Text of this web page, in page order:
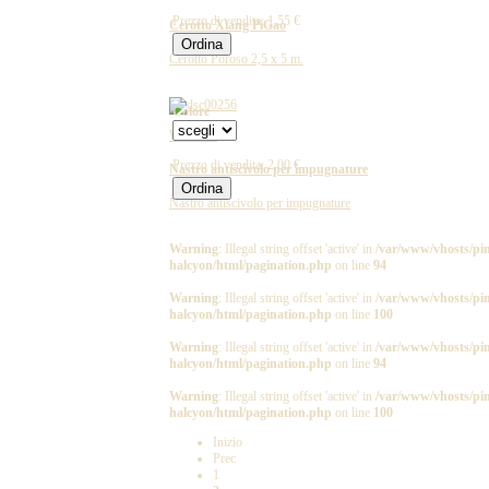
Cerotto Xiang PiGao
Cerotto Poroso 2,5 x 5 m.
Prezzo di vendita:1,55 €
WS126B
Nastro antiscivolo per impugnature
Nastro antiscivolo per impugnature
Colore
Prezzo di vendita:2,00 €
Warning: Illegal string offset 'active' in /var/www/vhosts/
halcyon/html/pagination.php on line 94
Warning: Illegal string offset 'active' in /var/www/vhosts/
halcyon/html/pagination.php on line 100
Warning: Illegal string offset 'active' in /var/www/vhosts/
halcyon/html/pagination.php on line 94
Warning: Illegal string offset 'active' in /var/www/vhosts/
halcyon/html/pagination.php on line 100
Inizio
Prec
1